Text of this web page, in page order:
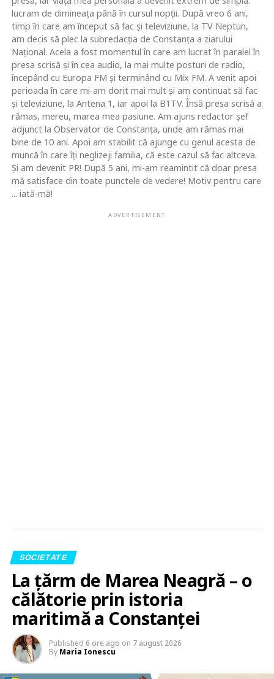
lucram de dimineaţa până în cursul nopţii. După vreo 6 ani,
timp în care am început să fac şi televiziune, la TV Neptun,
am decis să plec la subredacţia de Constanţa a ziarului
Naţional. Acela a fost momentul în care am lucrat în paralel în
presa scrisă şi în cea audio, la mai multe posturi de radio,
începând cu Europa FM şi terminând cu Mix FM. A venit apoi
perioada în care mi-am dorit mai mult şi am continuat să fac
şi televiziune, la Antena 1, iar apoi la B1TV. Însă presa scrisă a
rămas, mereu, marea mea pasiune. Am ajuns redactor şef
adjunct la Observator de Constanţa, unde am rămas mai
bine de 10 ani. Apoi am stabilit că ajunge cu genul acesta de
muncă în care îţi neglizeji familia, că este cazul să fac altceva.
Şi am devenit PR! După 5 ani, mi-am reamintit că doar presa
mă satisface din toate punctele de vedere! Motiv pentru care
... iată-mă!
ADVERTISEMENT
SOCIETATE
La țărm de Marea Neagră – o
călătorie prin istoria
maritimă a Constanței
Published 6 ore ago on 7 august 2026
By Maria Ionescu